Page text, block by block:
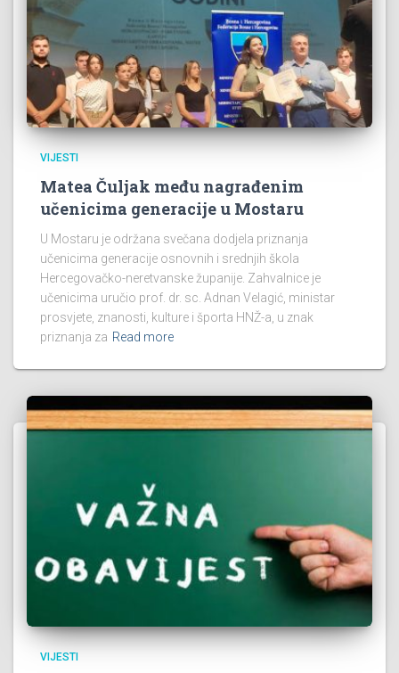
VIJESTI
Matea Čuljak među nagrađenim
učenicima generacije u Mostaru
U Mostaru je održana svečana dodjela priznanja
učenicima generacije osnovnih i srednjih škola
Hercegovačko-neretvanske županije. Zahvalnice je
učenicima uručio prof. dr. sc. Adnan Velagić, ministar
prosvjete, znanosti, kulture i športa HNŽ-a, u znak
priznanja za Read more
VIJESTI